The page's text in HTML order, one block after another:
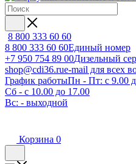
8 800 333 60 60
8 800 333 60 60Единый номер
+7 950 754 89 00Дизельный
shop@cdi36.rue-mail для всех
График работыПн - Пт: с 9.00
Сб - с 10.00 до 17.00
Вс: - выходной
Корзина 0